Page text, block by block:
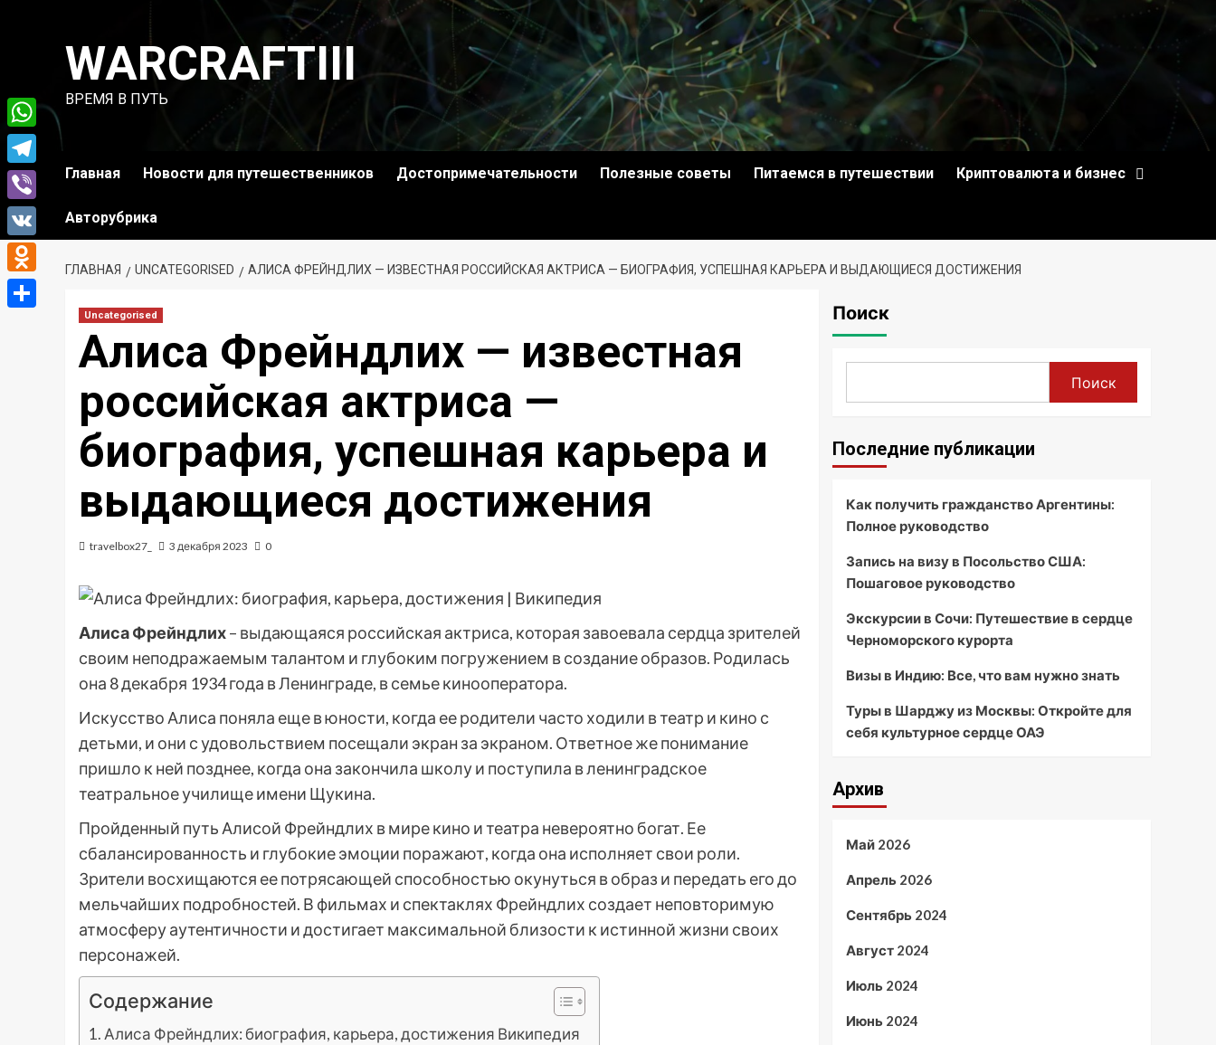
содержимомуWARCRAFTIII
ВРЕМЯ В ПУТЬ
Главная Новости для путешественников Достопримечательности Полезные советы Питаемся в путешествии Криптовалюта и бизнес
Авторубрика
ГЛАВНАЯ UNCATEGORISED АЛИСА ФРЕЙНДЛИХ — ИЗВЕСТНАЯ РОССИЙСКАЯ АКТРИСА — БИОГРАФИЯ, УСПЕШНАЯ КАРЬЕРА И ВЫДАЮЩИЕСЯ ДОСТИЖЕНИЯ
Uncategorised
Алиса Фрейндлих — известная
российская актриса —
биография, успешная карьера и
выдающиеся достижения
travelbox27_ 3 декабря 2023 0
Алиса Фрейндлих– выдающаяся российская актриса, которая завоевала сердца зрителей
своим неподражаемым талантом и глубоким погружением в создание образов. Родилась
она 8 декабря 1934 года в Ленинграде, в семье кинооператора.
Искусство Алиса поняла еще в юности, когда ее родители часто ходили в театр и кино с
детьми, и они с удовольствием посещали экран за экраном. Ответное же понимание
пришло к ней позднее, когда она закончила школу и поступила в ленинградское
театральное училище имени Щукина.
Пройденный путь Алисой Фрейндлих в мире кино и театра невероятно богат. Ее
сбалансированность и глубокие эмоции поражают, когда она исполняет свои роли.
Зрители восхищаются ее потрясающей способностью окунуться в образ и передать его до
мельчайших подробностей. В фильмах и спектаклях Фрейндлих создает неповторимую
атмосферу аутентичности и достигает максимальной близости к истинной жизни своих
персонажей.
Содержание
Алиса Фрейндлих: биография, карьера, достижения Википедия
Поиск
Поиск
Последние публикации
Как получить гражданство Аргентины:
Полное руководство
Запись на визу в Посольство США:
Пошаговое руководство
Экскурсии в Сочи: Путешествие в сердце
Черноморского курорта
Визы в Индию: Все, что вам нужно знать
Туры в Шарджу из Москвы: Откройте для
себя культурное сердце ОАЭ
Архив
Май 2026
Апрель 2026
Сентябрь 2024
Август 2024
Июль 2024
Июнь 2024
WhatsApp
Telegram
Viber
VK
Odnoklassniki
Отправить